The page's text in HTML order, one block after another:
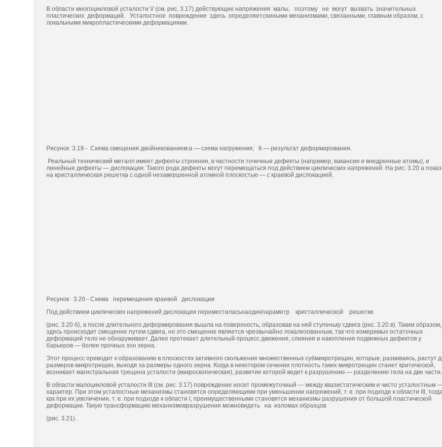
В области многоцикловой усталости V (см. рис. 3.17) действующие напряжения малы, поэтому не могут вызвать значительных
пластических деформаций. Усталостное повреждение здесь определяетсяиными механизмами, связанными, главным образом, с
локальными микропластическими деформациями.
Рисунок 3.19 - Схема смещения двойникованием:а — схема нагружения; 6 — результат деформирования.
Реальный технический металл имеет дефекты строения, в частности точечные дефекты (например, вакансии и внедренные атомы), и
линейные дефекты — дислокации. Такого рода дефекты могут переме­щаться под действием циклических напряжений. На рис. 3.20 а
на кристаллическая решетка с одной незавершенной атомной плоско­стью — с краевой дислокацией.
Рисунок 3.20 - Схема перемещения краевой дислокации
Под действием циклических напряжений дислокация переместиласьнаодинпараметр кристаллической решетки
(рис. 3.20 б), а после длитель­ного деформирования вышла на поверхность, образовав на ней сту­пеньку сдвига (рис. 3.20 в). Таким
здесь происходит смещение путем сдвига, но это смещение является чрезвычайно локализованным, так что измеримых остаточных
деформаций тело не обнаружи­вает. Далее протекает длительный процесс движения, слияния и накоп­ления подвижных дефектов у
барьеров — более прочных зон зерна.
Этот процесс приводит к образованию в плоскостях активного скольжения множественных субмикротрещин, которые, развиваясь, растут
размеров микротрещин, выходя за размеры одного зерна. Когда в некотором се­чении плотность таких микротрещин станет критической,
возникает магистральная трещина усталости (макроскопическая), развитие которой ведет к разрушению — разделению тела на две части.
В области малоцикловой усталости III (см. рис. 3.17) повреждение но­сит промежуточный — между квазистатическим и чисто усталостным
характер. При этом усталостные механизмы становятся определяющими при уменьшении напряжений, т. e. при подходе к области III,
как при их увеличении, т. e. при подходе к области I, преимущественными становятся механизмы разрушения от большой пластической
деформации. Такую трансформацию механизмовразрушения можновидеть на изломах образцов
(рис. 3.21) .